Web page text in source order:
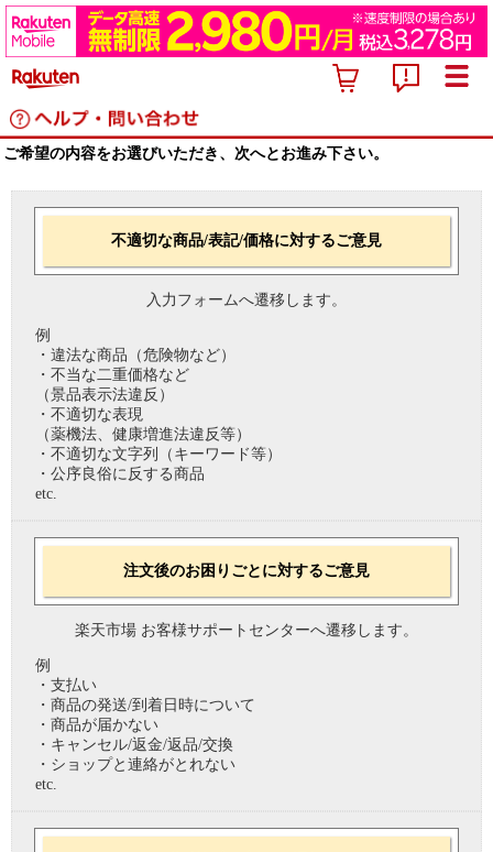
ご希望の内容をお選びいただき、次へとお進み下さい。
不適切な商品/表記/価格に対するご意見
入力フォームへ遷移します。
例
・違法な商品（危険物など）
・不当な二重価格など
（景品表示法違反）
・不適切な表現
（薬機法、健康増進法違反等）
・不適切な文字列（キーワード等）
・公序良俗に反する商品
etc.
注文後のお困りごとに対するご意見
楽天市場 お客様サポートセンターへ遷移します。
例
・支払い
・商品の発送/到着日時について
・商品が届かない
・キャンセル/返金/返品/交換
・ショップと連絡がとれない
etc.